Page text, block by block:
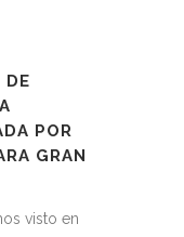
DE
POR
GRAN
visto en